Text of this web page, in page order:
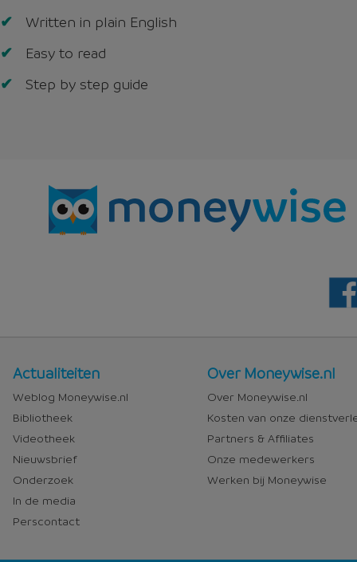
leert
uit
dit
Written in plain English
Easy to read
Step by step guide
Nieuws
en
media
Actualiteiten
Weblog Moneywise.nl
Bibliotheek
Videotheek
Nieuwsbrief
Onderzoek
In de media
Perscontact
Over
Moneywise
Over Moneywise.nl
Over Moneywise.nl
Kosten van onze
Partners & Affiliates
Onze medewerkers
Werken bij Moneywise